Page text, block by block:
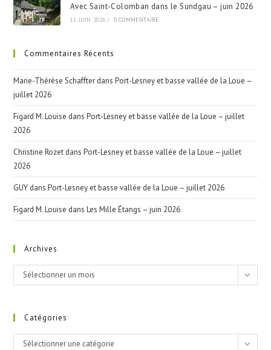
Avec Saint-Colomban dans le Sundgau – juin 2026
11 JUIN 2026 / 0 COMMENTAIRE
Commentaires Récents
Marie-Thérèse Schaffter dansPort-Lesney et basse vallée de la Loue –
juillet 2026
Figard M. Louise dansPort-Lesney et basse vallée de la Loue – juillet
2026
Christine Rozet dansPort-Lesney et basse vallée de la Loue – juillet
2026
GUY dansPort-Lesney et basse vallée de la Loue – juillet 2026
Figard M. Louise dansLes Mille Étangs – juin 2026
Archives
Archives
Sélectionner un mois
Catégories
Catégories
Sélectionner une catégorie